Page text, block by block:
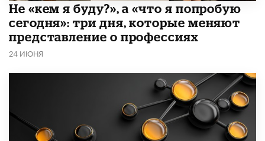
Не «кем я буду?», а «что я попробую
сегодня»: три дня, которые меняют
представление о профессиях
24 ИЮНЯ